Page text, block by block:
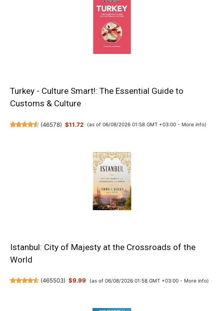
Turkey - Culture Smart!: The Essential Guide to
Customs & Culture
(46578) $11.72 (as of 06/08/2026 01:58 GMT +03:00 - More info)
Istanbul: City of Majesty at the Crossroads of the
World
(465503) $9.99 (as of 06/08/2026 01:58 GMT +03:00 - More info)